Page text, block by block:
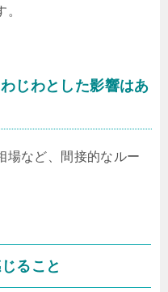
じわとした影響はあ
場など、間接的なルー
ること